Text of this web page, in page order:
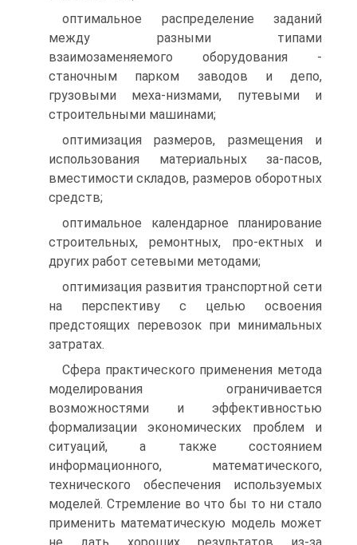
оптимальное распределение заданий
между разными типами
взаимозаменяемого оборудования -
станочным парком заводов и депо,
грузовыми меха-низмами, путевыми и
строительными машинами;
оптимизация размеров, размещения и
использования материальных за-пасов,
вместимости складов, размеров оборотных
средств;
оптимальное календарное планирование
строительных, ремонтных, про-ектных и
других работ сетевыми методами;
оптимизация развития транспортной сети
на перспективу с целью освоения
предстоящих перевозок при минимальных
затратах.
Сфера практического применения метода
моделирования ограничивается
возможностями и эффективностью
формализации экономических проблем и
ситуаций, а также состоянием
информационного, математического,
технического обеспечения используемых
моделей. Стремление во что бы то ни стало
применить математическую модель может